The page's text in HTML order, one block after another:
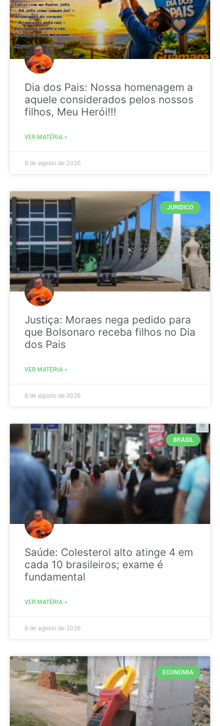
Dia dos Pais: Nossa homenagem a
aquele considerados pelos nossos
filhos, Meu Herói!!!
VER MATÉRIA »
9 de agosto de 2026
JURIDICO
Justiça: Moraes nega pedido para
que Bolsonaro receba filhos no Dia
dos Pais
VER MATÉRIA »
8 de agosto de 2026
BRASIL
Saúde: Colesterol alto atinge 4 em
cada 10 brasileiros; exame é
fundamental
VER MATÉRIA »
8 de agosto de 2026
ECONOMIA